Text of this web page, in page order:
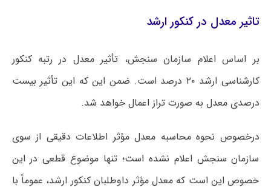
تاثیر معدل در کنکور ارشد
بر اساس اعلام سازمان سنجش، تأثیر معدل در رتبه کنکور
کارشناسی ارشد ۲۰ درصد است. ضمن این که این تأثیر بیست
درصدی معدل به صورت تراز اعمال خواهد شد.
درخصوص نحوه محاسبه معدل مؤثر اطلاعات دقیقی از سوی
سازمان سنجش اعلام نشده است؛ تنها موضوع قطعی در این
خصوص این است که معدل مؤثر داوطلبان کنکور ارشد، عموماً با